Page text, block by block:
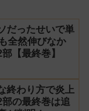
だったせいで単
全然伸びなか
【最終巻】
終わり方で炎上
の最終巻は追